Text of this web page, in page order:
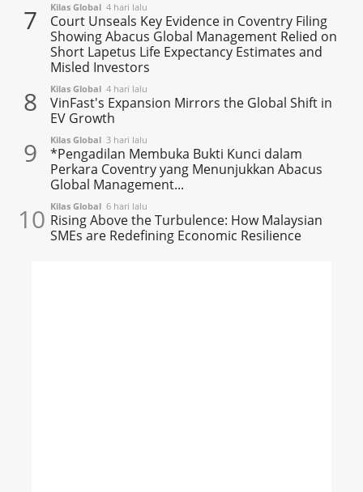
7 Kilas Global 4 hari lalu
Court Unseals Key Evidence in Coventry Filing
Showing Abacus Global Management Relied on
Short Lapetus Life Expectancy Estimates and
Misled Investors
8 Kilas Global 4 hari lalu
VinFast's Expansion Mirrors the Global Shift in
EV Growth
9 Kilas Global 3 hari lalu
*Pengadilan Membuka Bukti Kunci dalam
Perkara Coventry yang Menunjukkan Abacus
Global Management...
10 Kilas Global 6 hari lalu
Rising Above the Turbulence: How Malaysian
SMEs are Redefining Economic Resilience